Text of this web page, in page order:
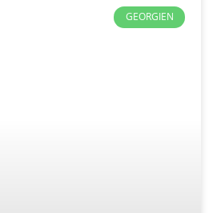
GEORGIEN